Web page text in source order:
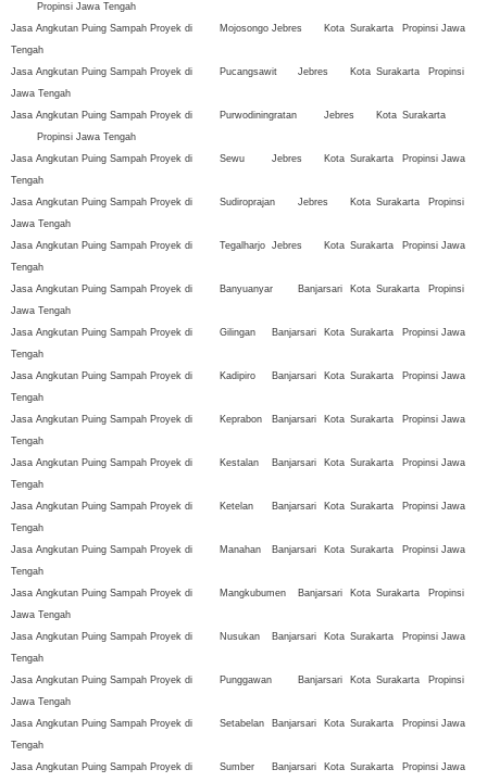
Propinsi Jawa Tengah
Jasa Angkutan Puing Sampah Proyek di
Mojosongo Jebres Kota Surakarta
Propinsi Jawa
Tengah
Jasa Angkutan Puing Sampah Proyek di
Pucangsawit Jebres Kota Surakarta
Propinsi
Jawa Tengah
Jasa Angkutan Puing Sampah Proyek di
Purwodiningratan Jebres Kota Surakarta
Propinsi Jawa Tengah
Jasa Angkutan Puing Sampah Proyek di
Sewu Jebres Kota Surakarta
Propinsi Jawa
Tengah
Jasa Angkutan Puing Sampah Proyek di
Sudiroprajan Jebres Kota Surakarta
Propinsi
Jawa Tengah
Jasa Angkutan Puing Sampah Proyek di
Tegalharjo Jebres Kota Surakarta
Propinsi Jawa
Tengah
Jasa Angkutan Puing Sampah Proyek di
Banyuanyar Banjarsari Kota Surakarta
Propinsi
Jawa Tengah
Jasa Angkutan Puing Sampah Proyek di
Gilingan Banjarsari Kota Surakarta
Propinsi Jawa
Tengah
Jasa Angkutan Puing Sampah Proyek di
Kadipiro Banjarsari Kota Surakarta
Propinsi Jawa
Tengah
Jasa Angkutan Puing Sampah Proyek di
Keprabon Banjarsari Kota Surakarta
Propinsi Jawa
Tengah
Jasa Angkutan Puing Sampah Proyek di
Kestalan Banjarsari Kota Surakarta
Propinsi Jawa
Tengah
Jasa Angkutan Puing Sampah Proyek di
Ketelan Banjarsari Kota Surakarta
Propinsi Jawa
Tengah
Jasa Angkutan Puing Sampah Proyek di
Manahan Banjarsari Kota Surakarta
Propinsi Jawa
Tengah
Jasa Angkutan Puing Sampah Proyek di
Mangkubumen Banjarsari Kota Surakarta
Propinsi
Jawa Tengah
Jasa Angkutan Puing Sampah Proyek di
Nusukan Banjarsari Kota Surakarta
Propinsi Jawa
Tengah
Jasa Angkutan Puing Sampah Proyek di
Punggawan Banjarsari Kota Surakarta
Propinsi
Jawa Tengah
Jasa Angkutan Puing Sampah Proyek di
Setabelan Banjarsari Kota Surakarta
Propinsi Jawa
Tengah
Jasa Angkutan Puing Sampah Proyek di
Sumber Banjarsari Kota Surakarta
Propinsi Jawa